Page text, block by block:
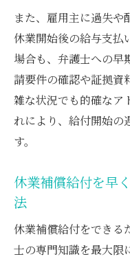
また、雇用主に過失や
休業開始後の給与支払
場合も、弁護士への早
請要件の確認や証拠資
雑な状況でも的確なア
れにより、給付開始の
す。
休業補償給付を早
法
休業補償給付をできる
士の専門知識を最大限